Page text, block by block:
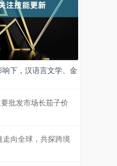
下，汉语言文学、金
批发市场长茄子价
向全球，共探跨境